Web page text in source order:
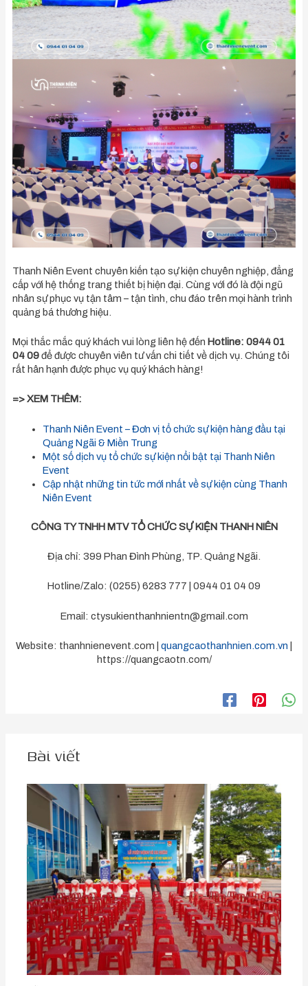
Thanh Niên Event chuyên kiến tạo sự kiện chuyên nghiệp, đẳng
cấp với hệ thống trang thiết bị hiện đại. Cùng với đó là đội ngũ
nhân sự phục vụ tận tâm – tận tình, chu đáo trên mọi hành trình
quảng bá thương hiệu.
Mọi thắc mắc quý khách vui lòng liên hệ đến Hotline: 0944 01
04 09để được chuyên viên tư vấn chi tiết về dịch vụ. Chúng tôi
rất hân hạnh được phục vụ quý khách hàng!
=>XEM THÊM:
Thanh Niên Event – Đơn vị tổ chức sự kiện hàng đầu tại
Quảng Ngãi & Miền Trung
Một số dịch vụ tổ chức sự kiện nổi bật tại Thanh Niên
Event
Cập nhật những tin tức mới nhất về sự kiện cùng Thanh
Niên Event
CÔNG TY TNHH MTV TỔ CHỨC SỰ KIỆN THANH NIÊN
Địa chỉ: 399 Phan Đình Phùng, TP. Quảng Ngãi.
Hotline/Zalo: (0255) 6283 777 | 0944 01 04 09
Email: ctysukienthanhnientn@gmail.com
Website: thanhnienevent.com | quangcaothanhnien.com.vn
https://quangcaotn.com/
Bài viết